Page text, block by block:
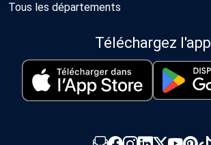
Tous les départements
Téléchargez l'app